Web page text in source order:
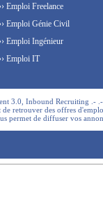
›› Emploi Freelance
›› Emploi Génie Civil
›› Emploi Ingénieur
›› Emploi IT
3.0, Inbound Recruiting .-
de retrouver des offres
permet de diffuser vos